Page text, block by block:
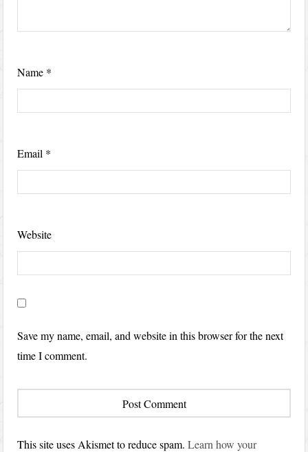
Name *
Email *
Website
Save my name, email, and website in this browser for the next
time I comment.
This site uses Akismet to reduce spam.Learn how your